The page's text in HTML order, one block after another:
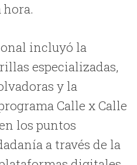
incluyó la
especializadas,
y la
Calle x Calle
los puntos
a través de la